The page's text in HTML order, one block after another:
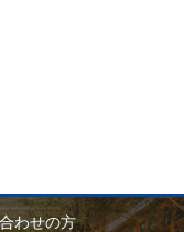
わせの方